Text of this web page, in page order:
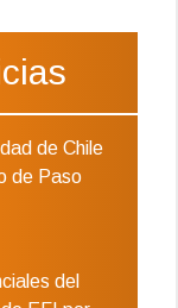
de Chile
de Paso
del